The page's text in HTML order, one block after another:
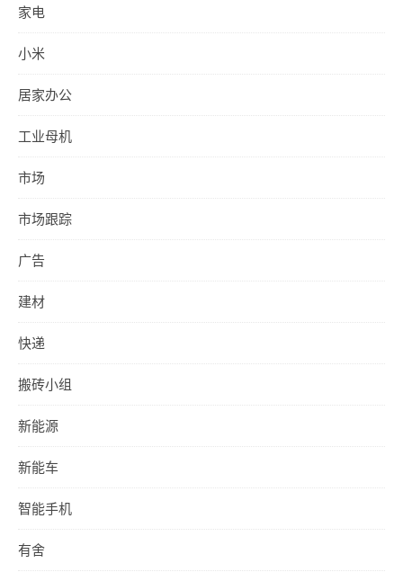
家电
小米
居家办公
工业母机
市场
市场跟踪
广告
建材
快递
搬砖小组
新能源
新能车
智能手机
有舍